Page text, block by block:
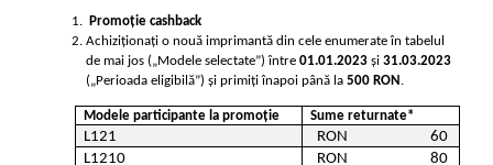
SUBLIMARE
Promoție cashback
Achiziționați o nouă imprimantă din cele enumerate în tabelul
de mai jos („Modele selectate”) între 01.01.2023 și 31.03.2023
(„Perioada eligibilă”) și primiți înapoi până la 500 RON .
Modele participante la promoție Sume returnate*
L121
RON                         60
L1210
RON                         80